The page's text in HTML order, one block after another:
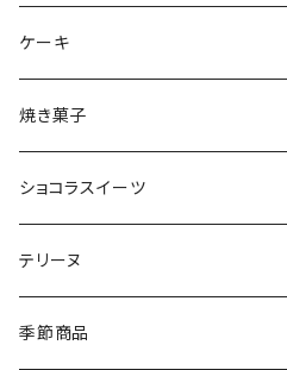
ケーキ
チーズケーキ
生チョコケーキ
焼き菓子
ショコラスイーツ
テリーヌ
季節商品